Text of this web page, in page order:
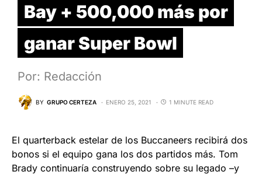
Bay + 500,000 más por
ganar Super Bowl
Por: Redacción
BY GRUPO CERTEZA ENERO 25, 2021 1 MINUTE READ
El quarterback estelar de los Buccaneers recibirá dos
bonos si el equipo gana los dos partidos más. Tom
Brady continuaría construyendo sobre su legado –y